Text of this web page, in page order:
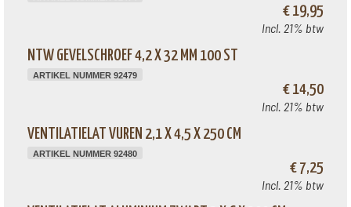
€ 19,95
Incl. 21% btw
NTW GEVELSCHROEF 4,2 X 32 MM 100 ST
ARTIKEL NUMMER 92479
€ 14,50
Incl. 21% btw
VENTILATIELAT VUREN 2,1 X 4,5 X 250 CM
ARTIKEL NUMMER 92480
€ 7,25
Incl. 21% btw